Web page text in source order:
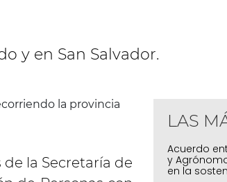
y en San Salvador.
de la Secretaría de
LAS
Acuerdo
y
en la